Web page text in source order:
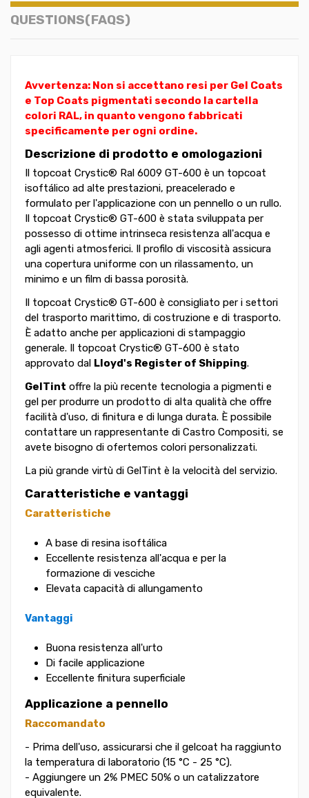
QUESTIONS(FAQS)
Avvertenza: Non si accettano resi per Gel Coats
e Top Coats pigmentati secondo la cartella
colori RAL, in quanto vengono fabbricati
specificamente per ogni ordine.
Descrizione di prodotto e omologazioni
Il topcoat Crystic® Ral 6009 GT-600 è un topcoat
isoftálico ad alte prestazioni, preacelerado e
formulato per l'applicazione con un pennello o un rullo.
Il topcoat Crystic® GT-600 è stata sviluppata per
possesso di ottime intrinseca resistenza all'acqua e
agli agenti atmosferici. Il profilo di viscosità assicura
una copertura uniforme con un rilassamento, un
minimo e un film di bassa porosità.
Il topcoat Crystic® GT-600 è consigliato per i settori
del trasporto marittimo, di costruzione e di trasporto.
È adatto anche per applicazioni di stampaggio
generale. Il topcoat Crystic® GT-600 è stato
approvato dal Lloyd's Register of Shipping.
GelTint offre la più recente tecnologia a pigmenti e
gel per produrre un prodotto di alta qualità che offre
facilità d'uso, di finitura e di lunga durata. È possibile
contattare un rappresentante di Castro Compositi, se
avete bisogno di ofertemos colori personalizzati.
La più grande virtù di GelTint è la velocità del servizio.
Caratteristiche e vantaggi
Caratteristiche
A base di resina isoftálica
Eccellente resistenza all'acqua e per la
formazione di vesciche
Elevata capacità di allungamento
Vantaggi
Buona resistenza all'urto
Di facile applicazione
Eccellente finitura superficiale
Applicazione a pennello
Raccomandato
- Prima dell'uso, assicurarsi che il gelcoat ha raggiunto
la temperatura di laboratorio (15 °C - 25 °C).
- Aggiungere un 2% PMEC 50% o un catalizzatore
equivalente.